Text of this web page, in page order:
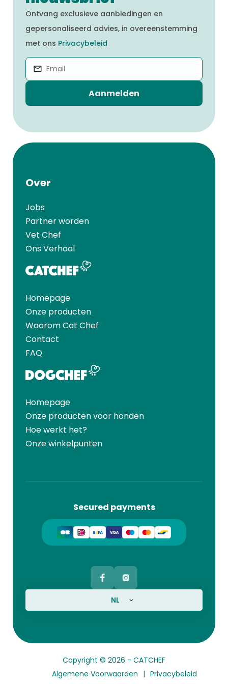
Ontvang exclusieve aanbiedingen en
gepersonaliseerd advies, in overeenstemming
met ons Privacybeleid
Aanmelden
Over
Jobs
Partner worden
Vet Chef
Ons Verhaal
Homepage
Onze producten
Waarom Cat Chef
Contact
FAQ
Homepage
Onze producten voor honden
Hoe werkt het?
Onze winkelpunten
Secured payments
NL
Copyright © 2026 - CATCHEF
Algemene Voorwaarden
Privacybeleid